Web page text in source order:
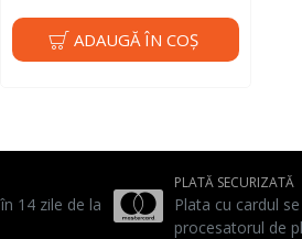
ADAUGĂ ÎN COŞ
14 zile de la
PLATĂ SECURIZATĂ
Plata cu cardul
procesatorul de